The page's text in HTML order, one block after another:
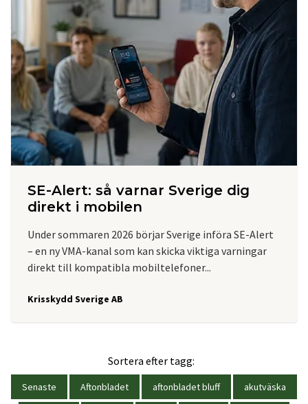
SE-Alert: så varnar Sverige dig
direkt i mobilen
Under sommaren 2026 börjar Sverige införa SE-Alert
– en ny VMA-kanal som kan skicka viktiga varningar
direkt till kompatibla mobiltelefoner...
Krisskydd Sverige AB
Sortera efter tagg:
Senaste Aftonbladet aftonbladet bluff akutväska